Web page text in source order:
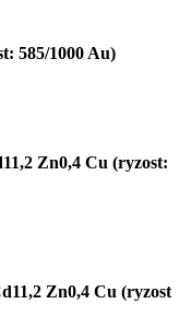
585/1000 Au)
Zn0,4 Cu (ryzost:
Zn0,4 Cu (ryzost